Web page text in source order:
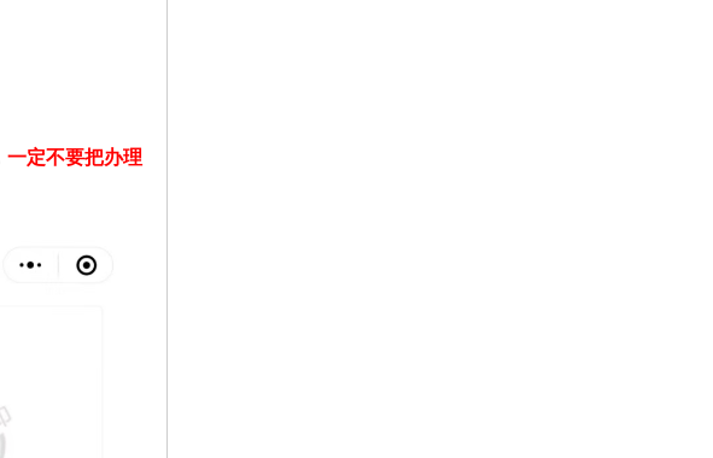
一定不要把办理